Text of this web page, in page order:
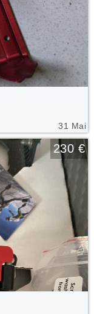
31 Mai
230 €